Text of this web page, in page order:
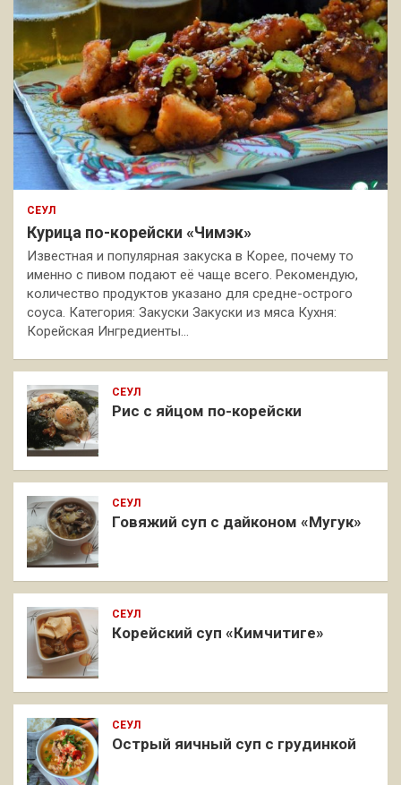
СЕУЛ
Курица по-корейски «Чимэк»
Известная и популярная закуска в Корее, почему то
именно с пивом подают её чаще всего. Рекомендую,
количество продуктов указано для средне-острого
соуса. Категория: Закуски Закуски из мяса Кухня:
Корейская Ингредиенты…
СЕУЛ
Рис с яйцом по-корейски
СЕУЛ
Говяжий суп с дайконом «Мугук»
СЕУЛ
Корейский суп «Кимчитиге»
СЕУЛ
Острый яичный суп с грудинкой